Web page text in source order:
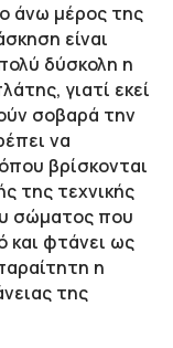
άνω μέρος της
είναι
δύσκολη η
γιατί εκεί
σοβαρά την
να
βρίσκονται
της τεχνικής
σώματος που
και φτάνει ως
η
της